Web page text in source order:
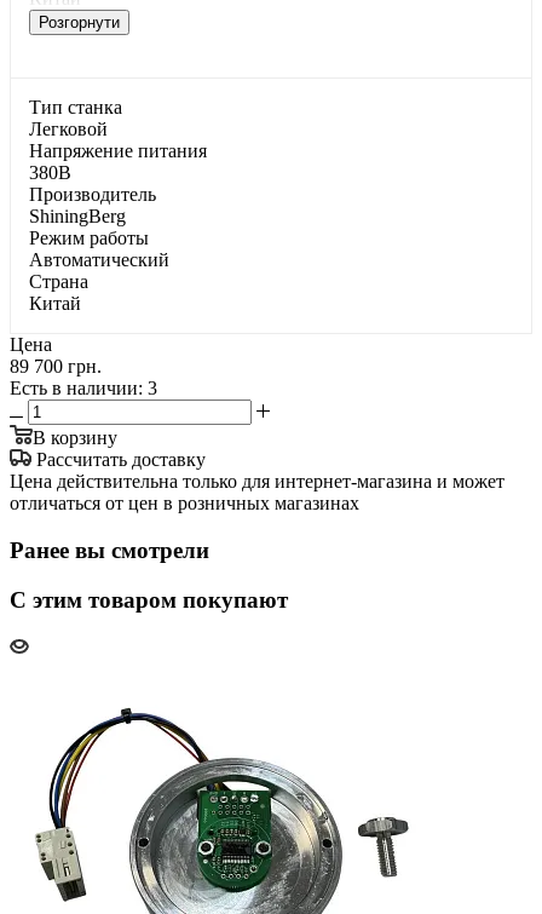
Розгорнути
Тип станка
Легковой
Напряжение питания
380В
Производитель
ShiningBerg
Режим работы
Автоматический
Страна
Китай
Цена
89 700 грн.
Есть в наличии: 3
В корзину
Рассчитать доставку
Цена действительна только для интернет-магазина и может
отличаться от цен в розничных магазинах
Ранее вы смотрели
С этим товаром покупают